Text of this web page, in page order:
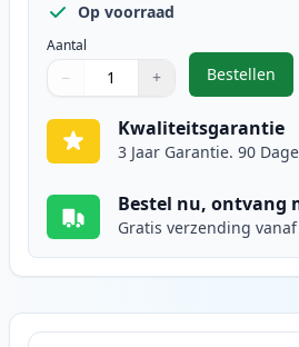
Op voorraad
Aantal
Gebruik de knoppen om aan te
− +
1
Bestellen
,
Kwaliteitsgarantie
3 Jaar Garantie. 90
Bestel nu, ontvang
Gratis verzending